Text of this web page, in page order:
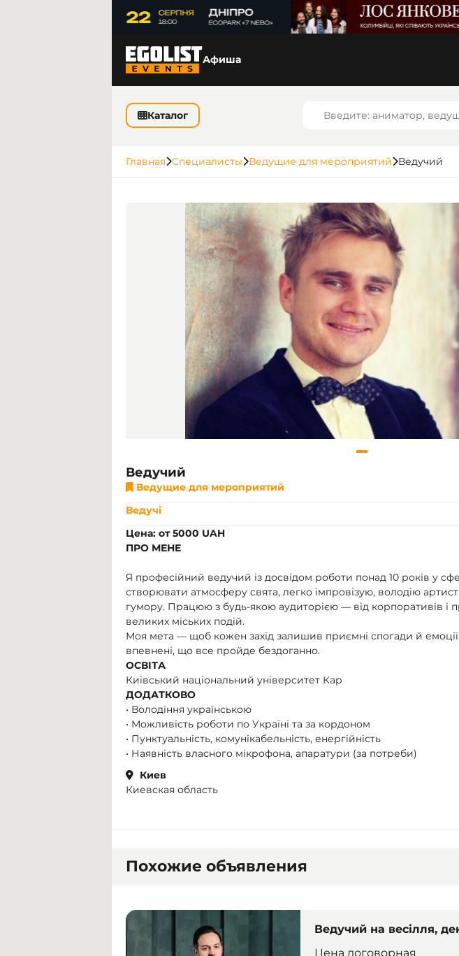
Афиша
Каталог
Главная Специалисты Ведущие для мероприятий Ведучий
Item
of
1
Ведучий
Ведущие для мероприятий
Ведучі
Цена: от 5000 UAH
ПРО МЕНЕ
Я професійний ведучий із досвідом роботи понад 10 років у
створювати атмосферу свята, легко імпровізую, володію
гумору. Працюю з будь-якою аудиторією — від корпоративів і
великих міських подій.
Моя мета — щоб кожен захід залишив приємні спогади й
впевнені, що все пройде бездоганно.
ОСВІТА
Київський національний університет Кар
ДОДАТКОВО
• Володіння українською
• Можливість роботи по Україні та за кордоном
• Пунктуальність, комунікабельність, енергійність
• Наявність власного мікрофона, апаратури (за потреби)
Киев
Киевская область
Похожие объявления
Ведучий на весілля,
Цена договорная